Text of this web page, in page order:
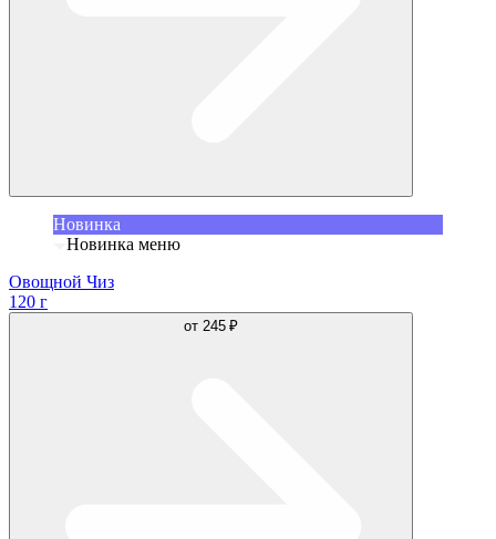
Новинка
Новинка меню
Овощной Чиз
120 г
от 245 ₽